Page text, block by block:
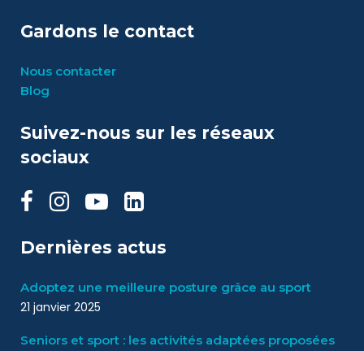
Gardons le contact
Nous contacter
Blog
Suivez-nous sur les réseaux
sociaux
Dernières actus
Adoptez une meilleure posture grâce au sport
21 janvier 2025
Seniors et sport : les activités adaptées proposées